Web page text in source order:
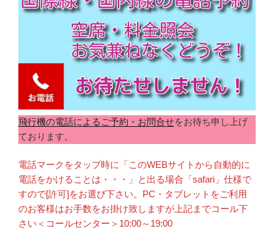
飛行機の電話によるご予約・お問合せをお待ち申し上げ
ております。
電話マークをタップ時に「このWEBサイトから自動的に
電話をかけることは・・・」と出る場合「safari」仕様で
すので[許可]をお選び下さい。PC・タブレットをご利用
のお客様はお手数をお掛け致しますが上記までコール下
さい＜コールセンター＞10:00～19:00